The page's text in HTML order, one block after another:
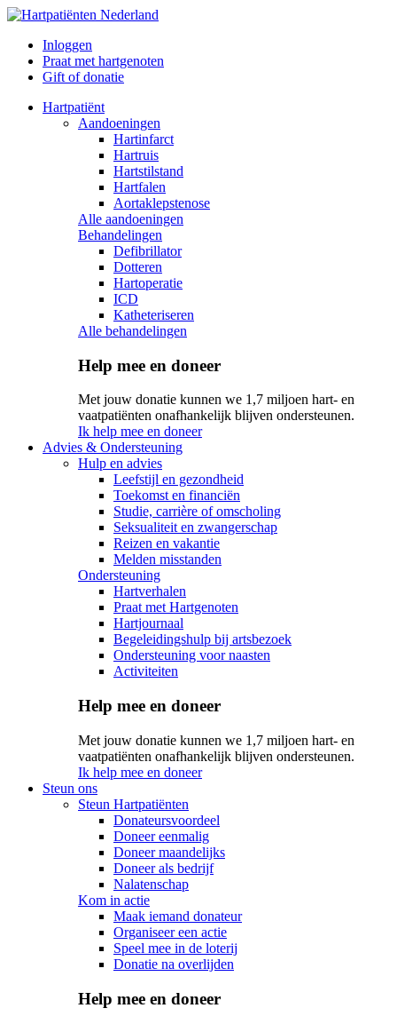
Inloggen
Praat met hartgenoten
Gift of donatie
Hartpatiënt
Aandoeningen
Hartinfarct
Hartruis
Hartstilstand
Hartfalen
Aortaklepstenose
Alle aandoeningen
Behandelingen
Defibrillator
Dotteren
Hartoperatie
ICD
Katheteriseren
Alle behandelingen
Help mee en doneer
Met jouw donatie kunnen we 1,7 miljoen hart- en
vaatpatiënten onafhankelijk blijven ondersteunen.
Ik help mee en doneer
Advies & Ondersteuning
Hulp en advies
Leefstijl en gezondheid
Toekomst en financiën
Studie, carrière of omscholing
Seksualiteit en zwangerschap
Reizen en vakantie
Melden misstanden
Ondersteuning
Hartverhalen
Praat met Hartgenoten
Hartjournaal
Begeleidingshulp bij artsbezoek
Ondersteuning voor naasten
Activiteiten
Help mee en doneer
Met jouw donatie kunnen we 1,7 miljoen hart- en
vaatpatiënten onafhankelijk blijven ondersteunen.
Ik help mee en doneer
Steun ons
Steun Hartpatiënten
Donateursvoordeel
Doneer eenmalig
Doneer maandelijks
Doneer als bedrijf
Nalatenschap
Kom in actie
Maak iemand donateur
Organiseer een actie
Speel mee in de loterij
Donatie na overlijden
Help mee en doneer